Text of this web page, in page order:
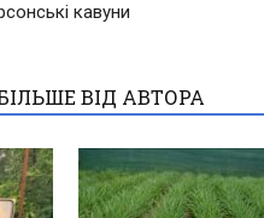
кавуни
ВІД АВТОРА